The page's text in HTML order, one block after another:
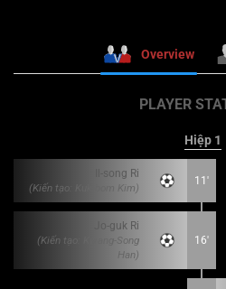
Overview
PLAYER
Hiệp 1
Il-song Ri
(Kiến tạo: Kuk-bom Kim)
11'
Jo-guk Ri
(Kiến tạo: Kwang-Song
Han)
16'